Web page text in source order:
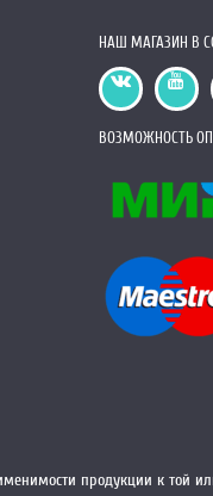
НАШ МАГАЗИН В
ВОЗМОЖНОСТЬ
продукции к той